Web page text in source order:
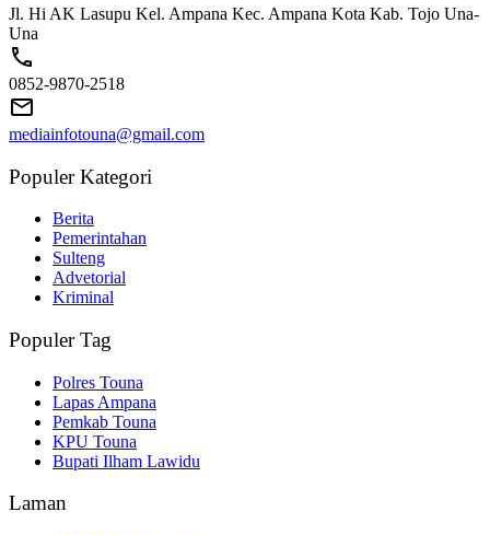
Jl. Hi AK Lasupu Kel. Ampana Kec. Ampana Kota Kab. Tojo Una-
Una
0852-9870-2518
mediainfotouna@gmail.com
Populer Kategori
Berita
Pemerintahan
Sulteng
Advetorial
Kriminal
Populer Tag
Polres Touna
Lapas Ampana
Pemkab Touna
KPU Touna
Bupati Ilham Lawidu
Laman